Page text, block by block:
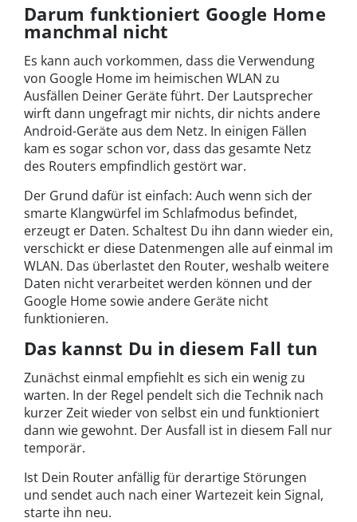
Darum funktioniert Google Home
manchmal nicht
Es kann auch vorkommen, dass die Verwendung
von Google Home im heimischen WLAN zu
Ausfällen Deiner Geräte führt. Der Lautsprecher
wirft dann ungefragt mir nichts, dir nichts andere
Android-Geräte aus dem Netz. In einigen Fällen
kam es sogar schon vor, dass das gesamte Netz
des Routers empfindlich gestört war.
Der Grund dafür ist einfach: Auch wenn sich der
smarte Klangwürfel im Schlafmodus befindet,
erzeugt er Daten. Schaltest Du ihn dann wieder ein,
verschickt er diese Datenmengen alle auf einmal im
WLAN. Das überlastet den Router, weshalb weitere
Daten nicht verarbeitet werden können und der
Google Home sowie andere Geräte nicht
funktionieren.
Das kannst Du in diesem Fall tun
Zunächst einmal empfiehlt es sich ein wenig zu
warten. In der Regel pendelt sich die Technik nach
kurzer Zeit wieder von selbst ein und funktioniert
dann wie gewohnt. Der Ausfall ist in diesem Fall nur
temporär.
Ist Dein Router anfällig für derartige Störungen
und sendet auch nach einer Wartezeit kein Signal,
starte ihn neu.